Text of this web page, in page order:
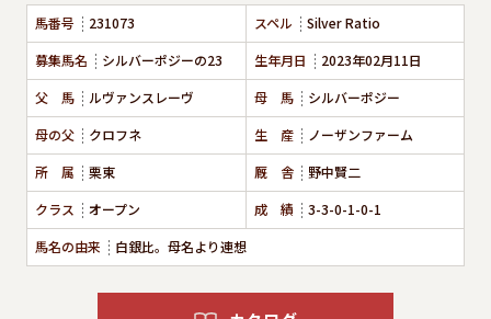
馬番号 231073 スペル
Silver Ratio
募集馬名
シルバーポジーの23 生年月日
2023年02月11日
父 馬
ルヴァンスレーヴ 母 馬
シルバーポジー
母の父
クロフネ 生 産
ノーザンファーム
所 属
栗東 厩 舎
野中賢二
クラス
オープン 成 績
3-3-0-1-0-1
馬名の由来
白銀比。母名より連想